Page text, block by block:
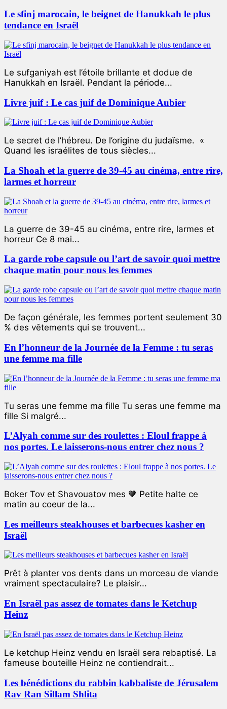
Le sfinj marocain, le beignet de Hanukkah le plus
tendance en Israël
Le sufganiyah est l’étoile brillante et dodue de
Hanukkah en Israël. Pendant la période...
Livre juif : Le cas juif de Dominique Aubier
Le secret de l’hébreu. De l’origine du judaïsme. «
Quand les israélites de tous siècles...
La Shoah et la guerre de 39-45 au cinéma, entre rire,
larmes et horreur
La guerre de 39-45 au cinéma, entre rire, larmes et
horreur Ce 8 mai...
La garde robe capsule ou l’art de savoir quoi mettre
chaque matin pour nous les femmes
De façon générale, les femmes portent seulement 30
% des vêtements qui se trouvent...
En l’honneur de la Journée de la Femme : tu seras
une femme ma fille
Tu seras une femme ma fille Tu seras une femme ma
fille Si malgré...
L’Alyah comme sur des roulettes : Eloul frappe à
nos portes. Le laisserons-nous entrer chez nous ?
Boker Tov et Shavouatov mes 🧡 Petite halte ce
matin au coeur de la...
Les meilleurs steakhouses et barbecues kasher en
Israël
Prêt à planter vos dents dans un morceau de viande
vraiment spectaculaire? Le plaisir...
En Israël pas assez de tomates dans le Ketchup
Heinz
Le ketchup Heinz vendu en Israël sera rebaptisé. La
fameuse bouteille Heinz ne contiendrait...
Les bénédictions du rabbin kabbaliste de Jérusalem
Rav Ran Sillam Shlita